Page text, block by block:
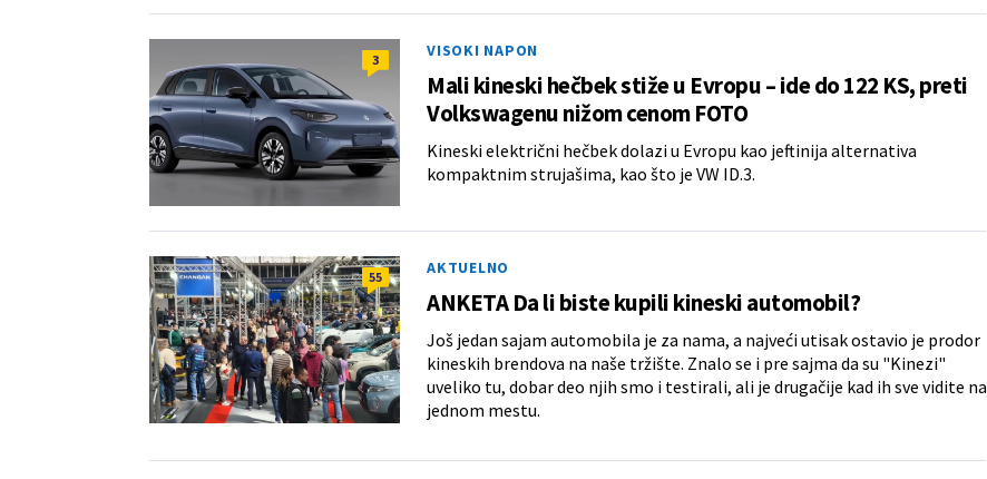
3 VISOKI NAPON
Mali kineski hečbek stiže u Evropu – ide do 122 KS, preti
Volkswagenu nižom cenom FOTO
Kineski električni hečbek dolazi u Evropu kao jeftinija alternativa
kompaktnim strujašima, kao što je VW ID.3.
55 AKTUELNO
ANKETA Da li biste kupili kineski automobil?
Još jedan sajam automobila je za nama, a najveći utisak ostavio je prodor
kineskih brendova na naše tržište. Znalo se i pre sajma da su "Kinezi"
uveliko tu, dobar deo njih smo i testirali, ali je drugačije kad ih sve vidite na
jednom mestu.